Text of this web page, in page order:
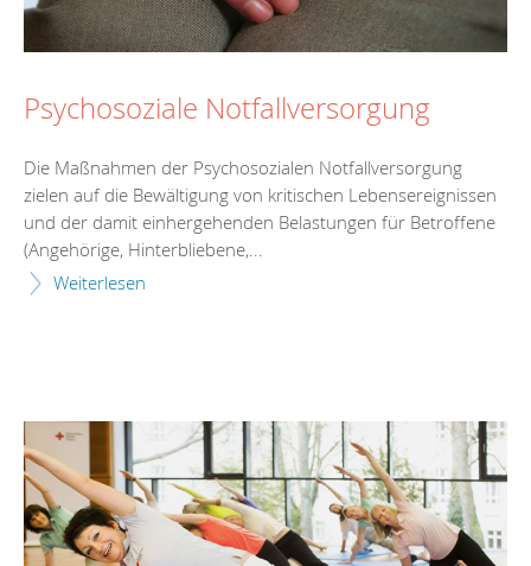
Psychosoziale Notfallversorgung
Die Maßnahmen der Psychosozialen Notfallversorgung
zielen auf die Bewältigung von kritischen Lebensereignissen
und der damit einhergehenden Belastungen für Betroffene
(Angehörige, Hinterbliebene,...
Weiterlesen